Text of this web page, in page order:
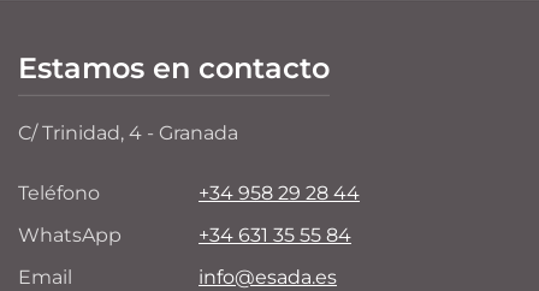
Estamos en contacto
C/ Trinidad, 4 - Granada
Teléfono
+34 958 29 28 44
WhatsApp
+34 631 35 55 84
Email
info@esada.es